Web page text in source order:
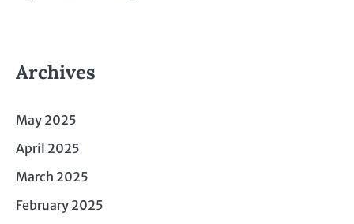
Archives
May 2025
April 2025
March 2025
February 2025